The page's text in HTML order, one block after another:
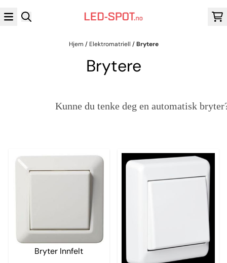
Hopp til innhold
Hjem / Elektromatriell /Brytere
Brytere
Kunne du tenke deg en automatisk
Bryter Innfelt